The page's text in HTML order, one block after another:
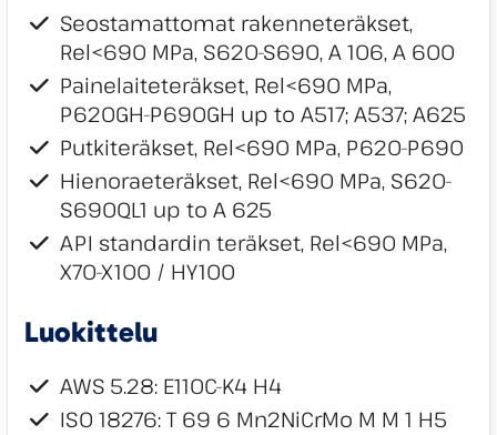
Seostamattomat rakenneteräkset,
Rel<690 MPa, S620-S690, A 106, A 600
Painelaiteteräkset, Rel<690 MPa,
P620GH-P690GH up to A517; A537; A625
Putkiteräkset, Rel<690 MPa, P620-P690
Hienoraeteräkset, Rel<690 MPa, S620-
S690QL1 up to A 625
API standardin teräkset, Rel<690 MPa,
X70-X100 / HY100
Luokittelu
AWS 5.28: E110C-K4 H4
ISO 18276: T 69 6 Mn2NiCrMo M M 1 H5